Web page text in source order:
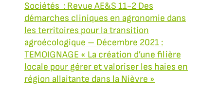
Sociétés : Revue AE&S 11-2 Des
démarches cliniques en agronomie dans
les territoires pour la transition
agroécologique – Décembre 2021 :
TEMOIGNAGE « La création d’une filière
locale pour gérer et valoriser les haies en
région allaitante dans la Nièvre »